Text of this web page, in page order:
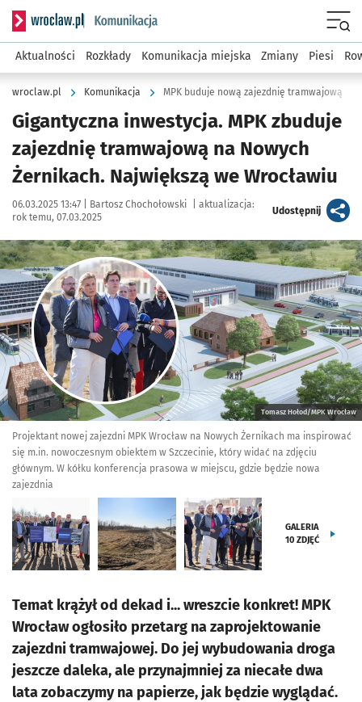
Serwis informacyjny wroclaw.pl podserwis: Komunikacja
Aktualności Rozkłady Komunikacja miejska Zmiany Piesi
wroclaw.pl Komunikacja MPK buduje nową zajezdnię tramwajową
Gigantyczna inwestycja. MPK zbuduje
zajezdnię tramwajową na Nowych
Żernikach. Największą we Wrocławiu
Data publikacji:
06.03.2025 13:47 | Autor:
Bartosz Chochołowski
aktualizacja:
rok temu, 07.03.2025
Udostępnijartykuł
Kliknij, aby zobaczyć galerię
Kliknij, aby powiększyć
Tomasz Hołod/MPK Wrocław
Projektant nowej zajezdni MPK Wrocław na Nowych Żernikach ma inspirować
się m.in. nowoczesnym obiektem w Szczecinie, który widać na zdjęciu
głównym. W kółku konferencja prasowa w miejscu, gdzie będzie nowa
zajezdnia
GALERIA
10 ZDJĘĆ
Temat krążył od dekad i... wreszcie konkret! MPK
Wrocław ogłosiło przetarg na zaprojektowanie
zajezdni tramwajowej. Do jej wybudowania droga
jeszcze daleka, ale przynajmniej za niecałe dwa
lata zobaczymy na papierze, jak będzie wyglądać.